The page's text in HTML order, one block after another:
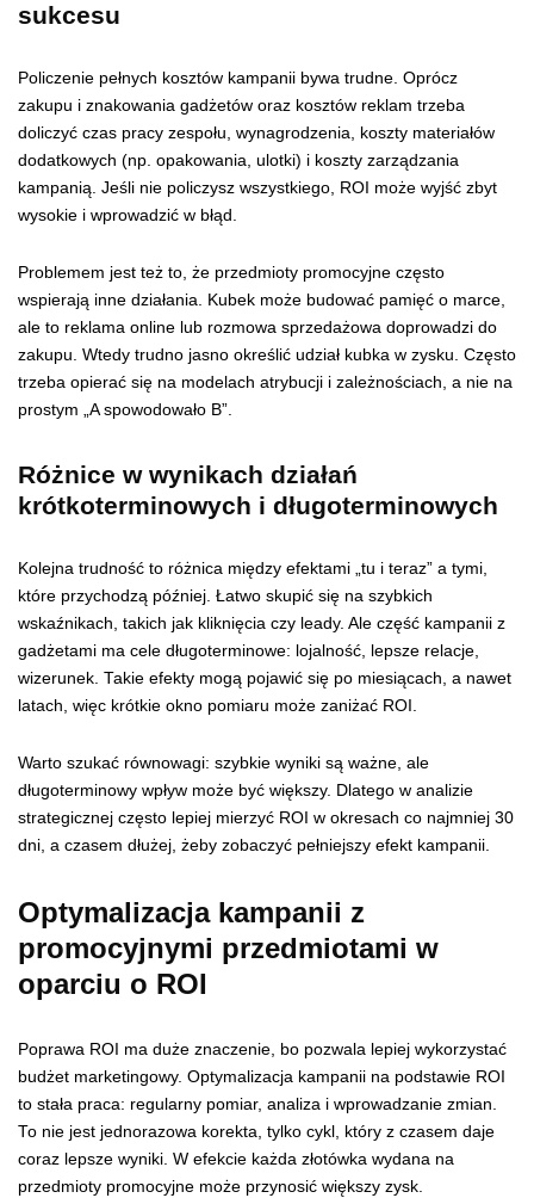
sukcesu
Policzenie pełnych kosztów kampanii bywa trudne. Oprócz
zakupu i znakowania gadżetów oraz kosztów reklam trzeba
doliczyć czas pracy zespołu, wynagrodzenia, koszty materiałów
dodatkowych (np. opakowania, ulotki) i koszty zarządzania
kampanią. Jeśli nie policzysz wszystkiego, ROI może wyjść zbyt
wysokie i wprowadzić w błąd.
Problemem jest też to, że przedmioty promocyjne często
wspierają inne działania. Kubek może budować pamięć o marce,
ale to reklama online lub rozmowa sprzedażowa doprowadzi do
zakupu. Wtedy trudno jasno określić udział kubka w zysku. Często
trzeba opierać się na modelach atrybucji i zależnościach, a nie na
prostym „A spowodowało B”.
Różnice w wynikach działań
krótkoterminowych i długoterminowych
Kolejna trudność to różnica między efektami „tu i teraz” a tymi,
które przychodzą później. Łatwo skupić się na szybkich
wskaźnikach, takich jak kliknięcia czy leady. Ale część kampanii z
gadżetami ma cele długoterminowe: lojalność, lepsze relacje,
wizerunek. Takie efekty mogą pojawić się po miesiącach, a nawet
latach, więc krótkie okno pomiaru może zaniżać ROI.
Warto szukać równowagi: szybkie wyniki są ważne, ale
długoterminowy wpływ może być większy. Dlatego w analizie
strategicznej często lepiej mierzyć ROI w okresach co najmniej 30
dni, a czasem dłużej, żeby zobaczyć pełniejszy efekt kampanii.
Optymalizacja kampanii z
promocyjnymi przedmiotami w
oparciu o ROI
Poprawa ROI ma duże znaczenie, bo pozwala lepiej wykorzystać
budżet marketingowy. Optymalizacja kampanii na podstawie ROI
to stała praca: regularny pomiar, analiza i wprowadzanie zmian.
To nie jest jednorazowa korekta, tylko cykl, który z czasem daje
coraz lepsze wyniki. W efekcie każda złotówka wydana na
przedmioty promocyjne może przynosić większy zysk.